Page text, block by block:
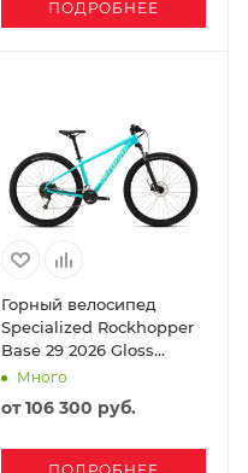
ПОДРОБНЕЕ
Горный велосипед
Specialized Rockhopper
Base 29 2026 Gloss
Lagoon Blue
Много
от106 300 руб.